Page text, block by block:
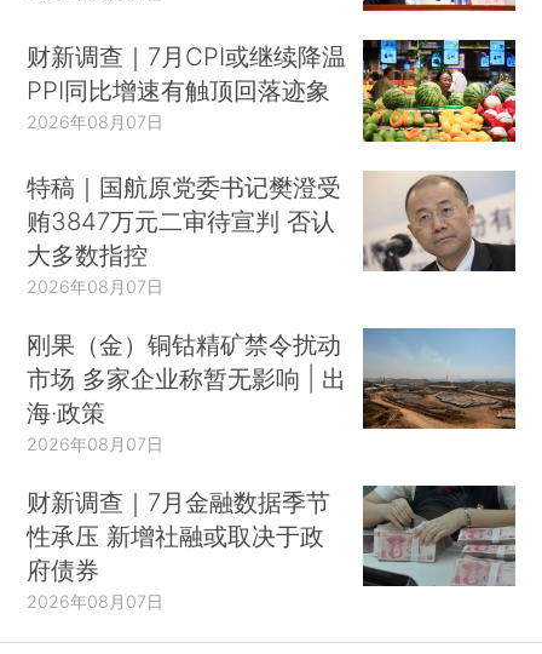
财新调查｜7月CPI或继续降温
PPI同比增速有触顶回落迹象
2026年08月07日
特稿｜国航原党委书记樊澄受
贿3847万元二审待宣判 否认
大多数指控
2026年08月07日
刚果（金）铜钴精矿禁令扰动
市场 多家企业称暂无影响 | 出
海·政策
2026年08月07日
财新调查｜7月金融数据季节
性承压 新增社融或取决于政
府债券
2026年08月07日